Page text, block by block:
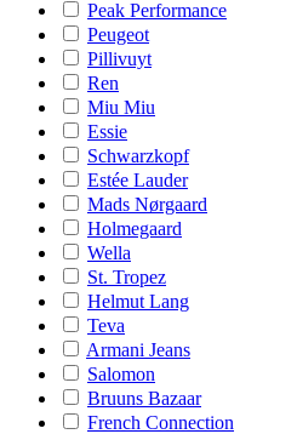
Peak Performance
Peugeot
Pillivuyt
Ren
Miu Miu
Essie
Schwarzkopf
Estée Lauder
Mads Nørgaard
Holmegaard
Wella
St. Tropez
Helmut Lang
Teva
Armani Jeans
Salomon
Bruuns Bazaar
French Connection